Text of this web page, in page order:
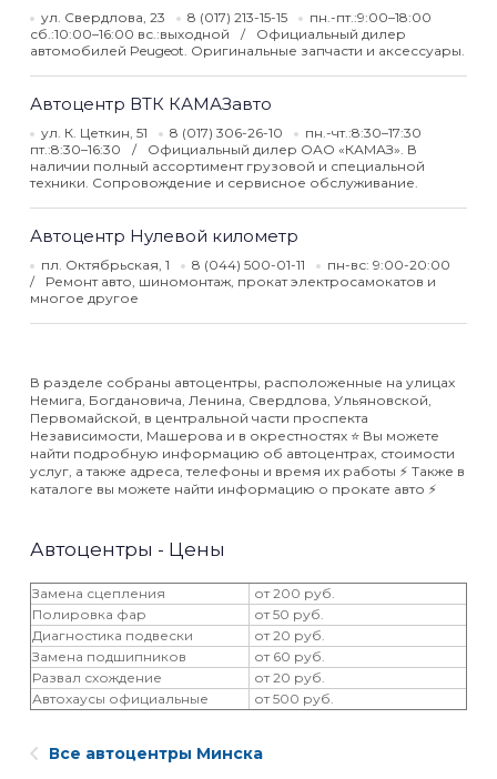
ул. Свердлова, 23 8 (017) 213-15-15
пн.-пт.:9:00–18:00
сб.:10:00–16:00 вс.:выходной
Официальный дилер
автомобилей Peugeot. Оригинальные запчасти и аксессуары.
Автоцентр ВТК КАМАЗавто
ул. К. Цеткин, 51 8 (017) 306-26-10
пн.-чт.:8:30–17:30
пт.:8:30–16:30
Официальный дилер ОАО «КАМАЗ». В
наличии полный ассортимент грузовой и специальной
техники. Сопровождение и сервисное обслуживание.
Автоцентр Нулевой километр
пл. Октябрьская, 1 8 (044) 500-01-11
пн-вс: 9:00-20:00
Ремонт авто, шиномонтаж, прокат электросамокатов и
многое другое
В разделе собраны автоцентры, расположенные на улицах
Немига, Богдановича, Ленина, Свердлова, Ульяновской,
Первомайской, в центральной части проспекта
Независимости, Машерова и в окрестностях ⭐️ Вы можете
найти подробную информацию об автоцентрах, стоимости
услуг, а также адреса, телефоны и время их работы ⚡️ Также в
каталоге вы можете найти информацию о прокате авто ⚡️
Автоцентры - Цены
Замена сцепления
от 200 руб.
Полировка фар
от 50 руб.
Диагностика подвески
от 20 руб.
Замена подшипников
от 60 руб.
Развал схождение
от 20 руб.
Автохаусы официальные
от 500 руб.
Все автоцентры Минска